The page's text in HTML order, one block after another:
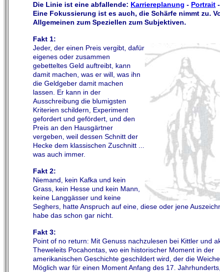
Die Linie ist eine abfallende: Karriereplanung - Portrait
Eine Fokussierung ist es auch, die Schärfe nimmt zu.
Allgemeinen zum Speziellen zum Subjektiven.
Fakt 1:
Jeder, der einen Preis vergibt, dafür
eigenes oder zusammen
gebetteltes Geld auftreibt, kann
damit machen, was er will, was ihn
die Geldgeber damit machen
lassen. Er kann in der
Ausschreibung die blumigsten
Kriterien schildern, Experiment
gefordert und gefördert, und den
Preis an den Hausgärtner
vergeben, weil dessen Schnitt der
Hecke dem klassischen Zuschnitt ...
was auch immer.
Fakt 2:
Niemand, kein Kafka und kein
Grass, kein Hesse und kein Mann,
keine Langgässer und keine
Seghers, hatte Anspruch auf eine, diese oder jene
habe das schon gar nicht.
Fakt 3:
Point of no return: Mit Genuss nachzulesen bei Kittler und
Theweleits Pocahontas, wo ein historischer Moment in der
amerikanischen Geschichte geschildert wird, der die
Möglich war für einen Moment Anfang des 17.